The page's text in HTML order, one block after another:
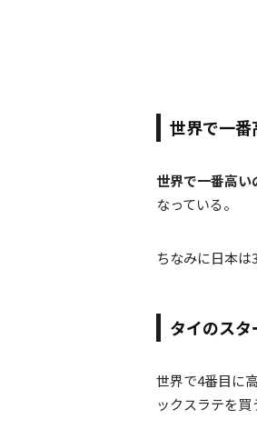
世界で一番
世界で一番高
なっている。
ちなみに日本は
タイのス
世界で4番目に
ックスラテを買